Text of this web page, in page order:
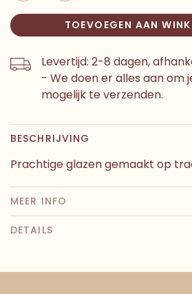
TOEVOEGEN AAN
Levertijd: 2-8 dagen,
- We doen er alles aan om
mogelijk te verzenden.
BESCHRIJVING
Prachtige glazen gemaakt op
MEER INFO
DETAILS